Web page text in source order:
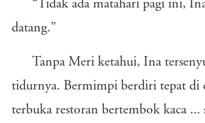
“Tidak ada matahari pagi ini,
datang.”
Tanpa Meri ketahui, Ina
tidurnya. Bermimpi berdiri tepat di
terbuka restoran bertembok kaca ...